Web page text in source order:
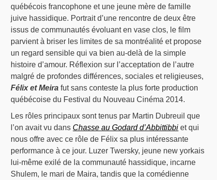
québécois francophone et une jeune mère de famille
juive hassidique. Portrait d’une rencontre de deux être
issus de communautés évoluant en vase clos, le film
parvient à briser les limites de sa montréalité et propose
un regard sensible qui va bien au-delà de la simple
histoire d’amour. Réflexion sur l’acceptation de l’autre
malgré de profondes différences, sociales et religieuses,
Félix et Meira fut sans conteste la plus forte production
québécoise du Festival du Nouveau Cinéma 2014.
Les rôles principaux sont tenus par Martin Dubreuil que
l’on avait vu dans Chasse au Godard d’Abbittibbi et qui
nous offre avec ce rôle de Félix sa plus intéressante
performance à ce jour. Luzer Twersky, jeune new yorkais
lui-même exilé de la communauté hassidique, incarne
Shulem, le mari de Maira, tandis que la comédienne